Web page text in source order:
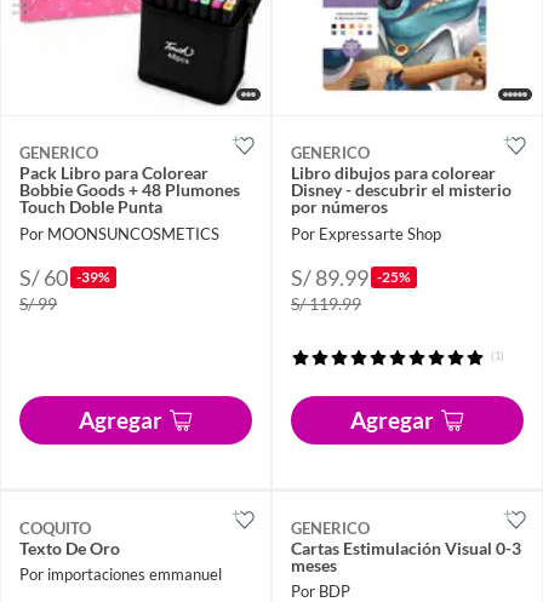
GENERICO
Pack Libro para Colorear
Bobbie Goods + 48 Plumones
Touch Doble Punta
Por MOONSUNCOSMETICS
S/ 60 -39%
S/ 99
Agregar
GENERICO
Libro dibujos para colorear
Disney - descubrir el misterio
por números
Por Expressarte Shop
S/ 89.99 -25%
S/ 119.99
(1)
Agregar
COQUITO
Texto De Oro
Por importaciones emmanuel
GENERICO
Cartas Estimulación Visual 0-3
meses
Por BDP